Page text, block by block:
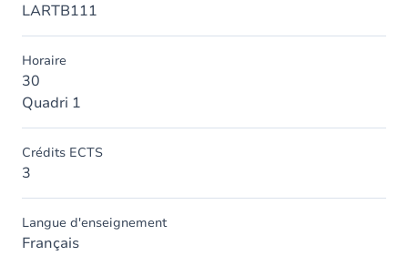
LARTB111
Horaire
30
Quadri 1
Crédits ECTS
3
Langue d'enseignement
Français